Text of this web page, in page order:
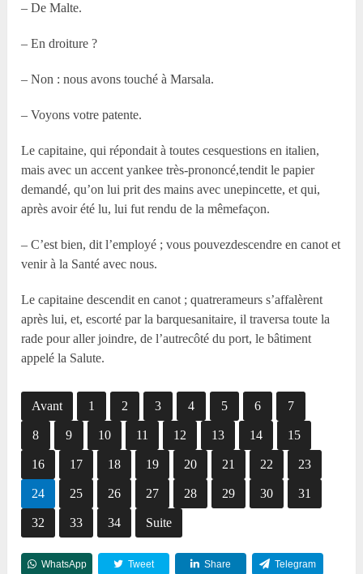
– De Malte.
– En droiture ?
– Non : nous avons touché à Marsala.
– Voyons votre patente.
Le capitaine, qui répondait à toutes cesquestions en italien,
mais avec un accent yankee très-prononcé,tendit le papier
demandé, qu’on lui prit des mains avec unepincette, et qui,
après avoir été lu, lui fut rendu de la mêmefaçon.
– C’est bien, dit l’employé ; vous pouvezdescendre en canot et
venir à la Santé avec nous.
Le capitaine descendit en canot ; quatrerameurs s’affalèrent
après lui, et, escorté par la barquesanitaire, il traversa toute la
rade pour aller joindre, de l’autrecôté du port, le bâtiment
appelé la Salute.
Avant 1 2 3 4 5 6 7
8 9 10 11 12 13 14 15
16 17 18 19 20 21 22 23
24 25 26 27 28 29 30 31
32 33 34 Suite
WhatsApp Tweet Share Telegram